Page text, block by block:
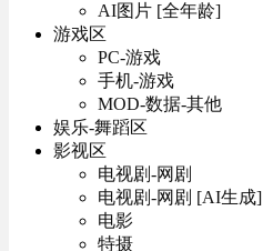
AI图片 [全年龄]
游戏区
PC-游戏
手机-游戏
MOD-数据-其他
娱乐-舞蹈区
影视区
电视剧-网剧
电视剧-网剧 [AI生成]
电影
特摄